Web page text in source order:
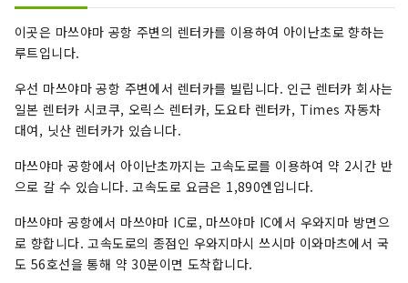
이곳은 마쓰야마 공항 주변의 렌터카를 이용하여 아이난초로 향하는
루트입니다.
우선 마쓰야마 공항 주변에서 렌터카를 빌립니다. 인근 렌터카 회사는
일본 렌터카 시코쿠, 오릭스 렌터카, 도요타 렌터카, Times 자동차
대여, 닛산 렌터카가 있습니다.
마쓰야마 공항에서 아이난초까지는 고속도로를 이용하여 약 2시간 반
으로 갈 수 있습니다. 고속도로 요금은 1,890엔입니다.
마쓰야마 공항에서 마쓰야마 IC로, 마쓰야마 IC에서 우와지마 방면으
로 향합니다. 고속도로의 종점인 우와지마시 쓰시마 이와마츠에서 국
도 56호선을 통해 약 30분이면 도착합니다.